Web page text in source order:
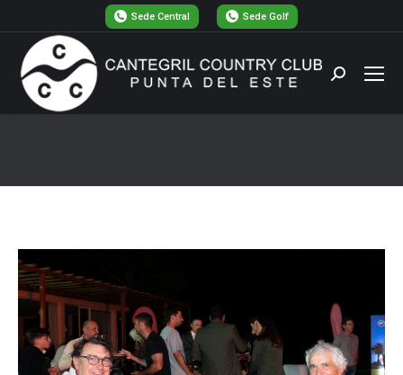
Sede Central Sede Golf
Buscar: